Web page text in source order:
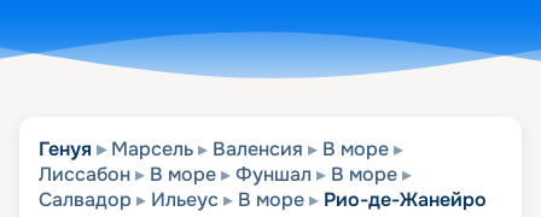
Генуя Марсель Валенсия
В море
Лиссабон
В море Фуншал
В море
Салвадор
Ильеус В море Рио-де-Жанейро